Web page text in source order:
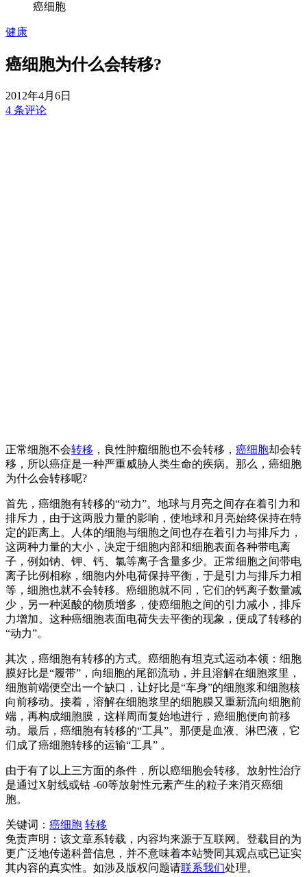
癌细胞
健康
癌细胞为什么会转移?
2012年4月6日
4 条评论
正常细胞不会转移 ，良性肿瘤细胞也不会转移， 癌细胞却会转
移，所以癌症是一种严重威胁人类生命的疾病。那么，癌细胞
为什么会转移呢?
首先，癌细胞有转移的“动力”。地球与月亮之间存在着引力和
排斥力，由于这两股力量的影响，使地球和月亮始终保持在特
定的距离上。人体的细胞与细胞之间也存在着引力与排斥力，
这两种力量的大小，决定于细胞内部和细胞表面各种带电离
子，例如钠、钾、钙、氯等离子含量多少。正常细胞之间带电
离子比例相称，细胞内外电荷保持平衡，于是引力与排斥力相
等，细胞也就不会转移。癌细胞就不同，它们的钙离子数量减
少，另一种涎酸的物质增多，使癌细胞之间的引力减小，排斥
力增加。这种癌细胞表面电荷失去平衡的现象，便成了转移的
“动力”。
其次，癌细胞有转移的方式。癌细胞有坦克式运动本领：细胞
膜好比是“履带”，向细胞的尾部流动，并且溶解在细胞浆里，
细胞前端便空出一个缺口，让好比是“车身”的细胞浆和细胞核
向前移动。接着，溶解在细胞浆里的细胞膜又重新流向细胞前
端，再构成细胞膜，这样周而复始地进行，癌细胞便向前移
动。最后，癌细胞有转移的“工具”。那便是血液、淋巴液，它
们成了癌细胞转移的运输“工具” 。
由于有了以上三方面的条件，所以癌细胞会转移。放射性治疗
是通过X射线或钴 -60等放射性元素产生的粒子来消灭癌细
胞。
关键词： 癌细胞 转移
免责声明：该文章系转载，内容均来源于互联网。登载目的为
更广泛地传递科普信息，并不意味着本站赞同其观点或已证实
其内容的真实性。如涉及版权问题请联系我们处理。